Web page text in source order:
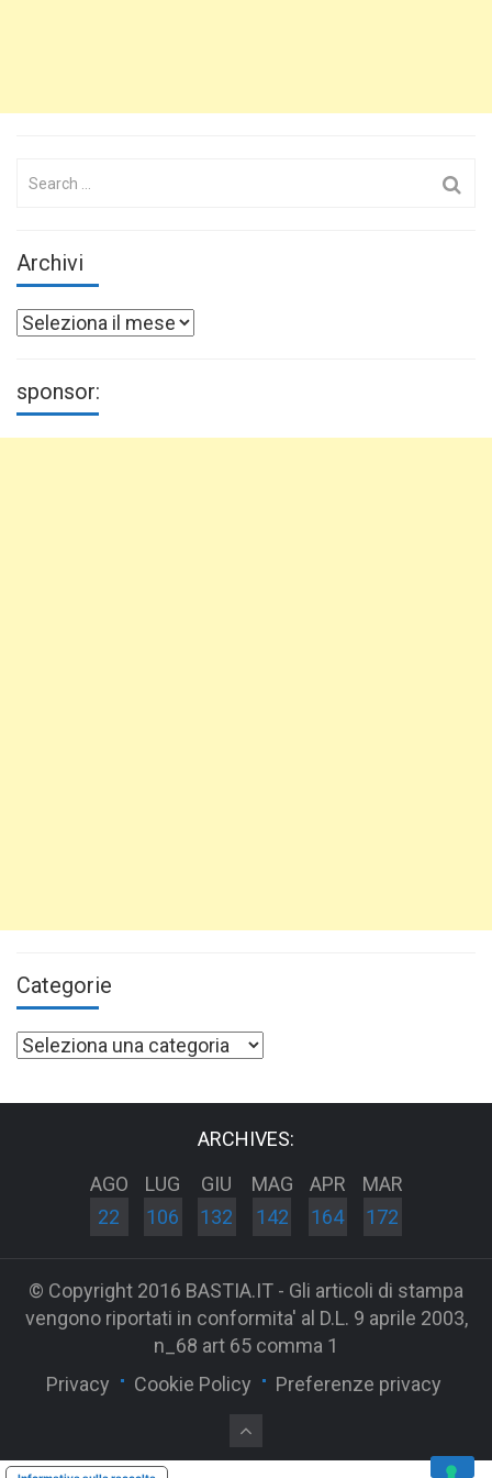
Archivi
Archivi
sponsor:
Categorie
Categorie
ARCHIVES:
AGO
22
LUG
106
GIU
132
MAG
142
APR
164
MAR
172
© Copyright 2016 BASTIA.IT - Gli articoli di stampa
vengono riportati in conformita' al D.L. 9 aprile 2003,
n_68 art 65 comma 1
Privacy
Cookie Policy Preferenze privacy